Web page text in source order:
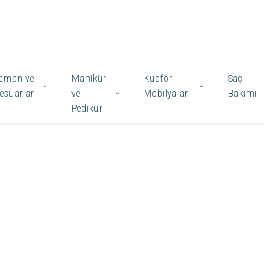
ve
Manikür
ve
Pedikür
Kuaför
Mobilyaları
Saç
Bakımı